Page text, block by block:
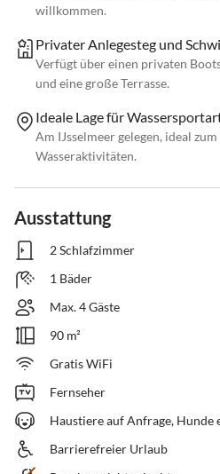
willkommen.
Privater Anlegesteg und
Verfügt über einen privaten
und eine große Terrasse.
Ideale Lage für
Am IJsselmeer gelegen, ideal
Wasseraktivitäten.
Ausstattung
2 Schlafzimmer
1 Bäder
Max. 4 Gäste
90 m²
Gratis WiFi
Fernseher
Haustiere auf Anfrage, Hunde
Barrierefreier Urlaub